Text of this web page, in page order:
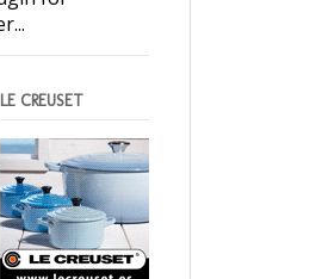
LE CREUSET